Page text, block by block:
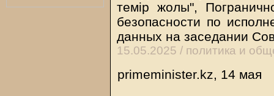
темiр жолы",
безопасности по
данных на заседании
15.05.2025 / политика и
primeminister.kz, 14 мая